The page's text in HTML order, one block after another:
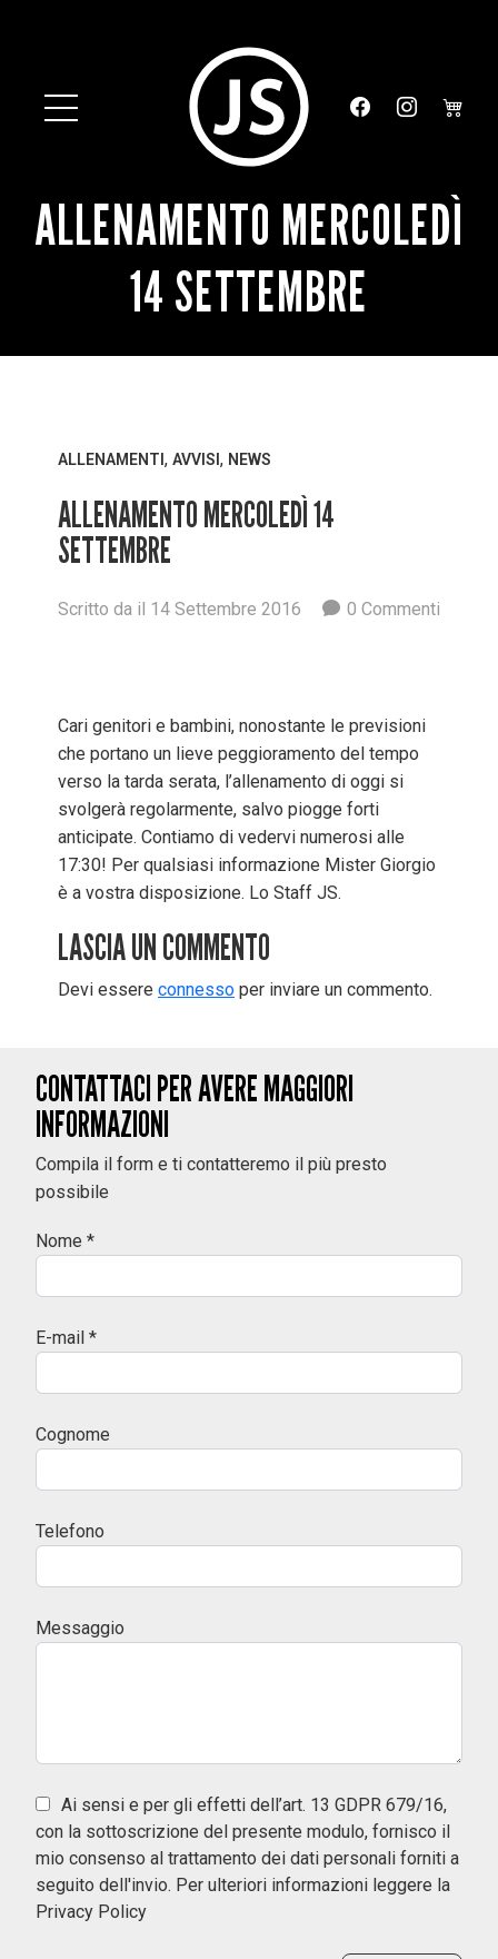
ALLENAMENTO MERCOLEDÌ
14 SETTEMBRE
ALLENAMENTI , AVVISI , NEWS
ALLENAMENTO MERCOLEDÌ 14
SETTEMBRE
Scritto da il 14 Settembre 2016 0 Commenti
Cari genitori e bambini, nonostante le previsioni
che portano un lieve peggioramento del tempo
verso la tarda serata, l’allenamento di oggi si
svolgerà regolarmente, salvo piogge forti
anticipate. Contiamo di vedervi numerosi alle
17:30! Per qualsiasi informazione Mister Giorgio
è a vostra disposizione. Lo Staff JS.
LASCIA UN COMMENTO
Devi essere connesso per inviare un commento.
CONTATTACI PER AVERE MAGGIORI
INFORMAZIONI
Compila il form e ti contatteremo il più presto
possibile
Nome *
E-mail *
Cognome
Telefono
Messaggio
Ai sensi e per gli effetti dell’art. 13 GDPR 679/16,
con la sottoscrizione del presente modulo, fornisco il
mio consenso al trattamento dei dati personali forniti a
seguito dell'invio. Per ulteriori informazioni leggere la
Privacy Policy